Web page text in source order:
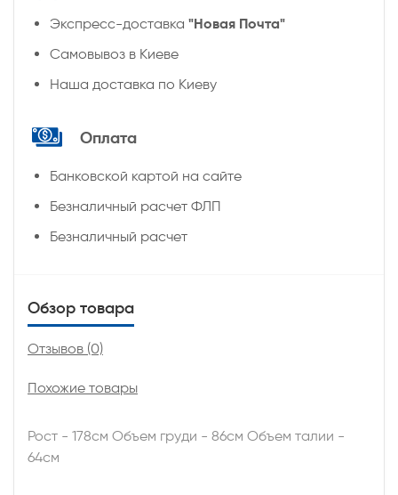
Экспресс-доставка "Новая Почта"
Самовывоз в Киеве
Наша доставка по Киеву
Оплата
Банковской картой на сайте
Безналичный расчет ФЛП
Безналичный расчет
Обзор товара
Отзывов (0)
Похожие товары
Рост - 178см Объем груди - 86см Объем талии -
64см